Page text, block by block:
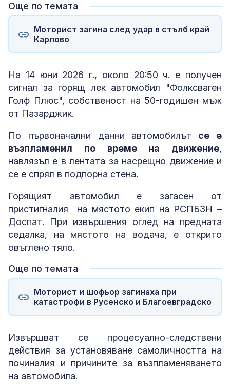
Още по темата
Моторист загина след удар в стълб край
Карлово
На 14 юни 2026 г., около 20:50 ч. е получен
сигнал за горящ лек автомобил "Фолксваген
Голф Плюс", собственост на 50-годишен мъж
от Пазарджик.
По първоначални данни автомобилът се е
възпламенил по време на движение,
навлязъл е в лентата за насрещно движение и
се е спрял в подпорна стена.
Горящият автомобил е загасен от
пристигналия на мястото екип на РСПБЗН –
Доспат. При извършения оглед на предната
седалка, на мястото на водача, е открито
овъглено тяло.
Още по темата
Моторист и шофьор загинаха при
катастрофи в Русенско и Благоевградско
Извършват се процесуално-следствени
действия за установяване самоличността на
починалия и причините за възпламеняването
на автомобила.